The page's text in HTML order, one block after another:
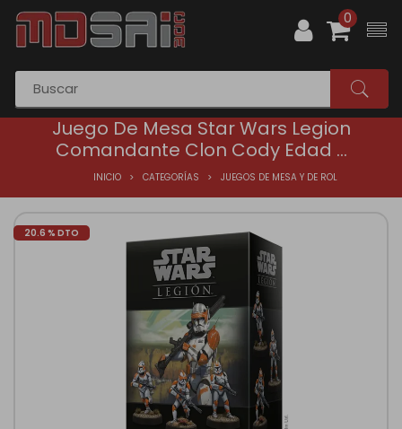
0
Juego De Mesa Star Wars Legion
Comandante Clon Cody Edad ...
INICIO CATEGORÍAS JUEGOS DE MESA Y DE ROL
20.6 % DTO